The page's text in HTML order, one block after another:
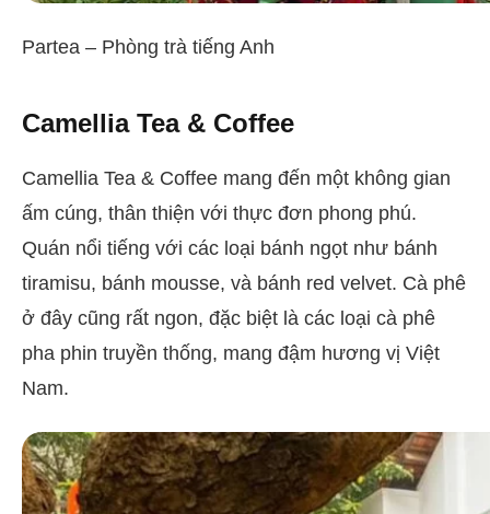
Partea – Phòng trà tiếng Anh
Camellia Tea & Coffee
Camellia Tea & Coffee mang đến một không gian
ấm cúng, thân thiện với thực đơn phong phú.
Quán nổi tiếng với các loại bánh ngọt như bánh
tiramisu, bánh mousse, và bánh red velvet. Cà phê
ở đây cũng rất ngon, đặc biệt là các loại cà phê
pha phin truyền thống, mang đậm hương vị Việt
Nam.